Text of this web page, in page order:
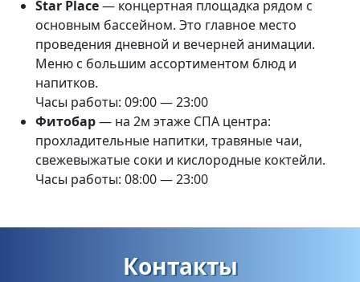
Star Place— концертная площадка рядом с
основным бассейном. Это главное место
проведения дневной и вечерней анимации.
Меню с большим ассортиментом блюд и
напитков.
Часы работы: 09:00 — 23:00
Фитобар— на 2м этаже СПА центра:
прохладительные напитки, травяные чаи,
свежевыжатые соки и кислородные коктейли.
Часы работы: 08:00 — 23:00
Контакты